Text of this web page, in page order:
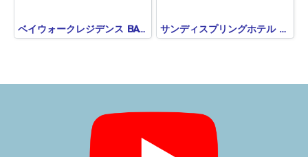
ベイウォークレジデンス BAYWALK RESIDENCE サンディスプリングホテル SANDY SPRING HOTEL